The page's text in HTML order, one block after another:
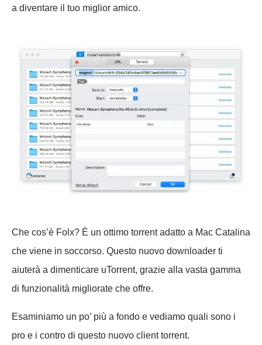
a diventare il tuo miglior amico.
Che cos’è Folx? È un ottimo torrent adatto a Mac Catalina
che viene in soccorso. Questo nuovo downloader ti
aiuterà a dimenticare uTorrent, grazie alla vasta gamma
di funzionalità migliorate che offre.
Esaminiamo un po’ più a fondo e vediamo quali sono i
pro e i contro di questo nuovo client torrent.